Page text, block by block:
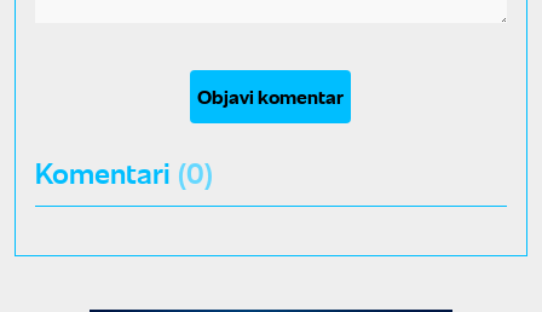
Objavi komentar
Komentari (0)